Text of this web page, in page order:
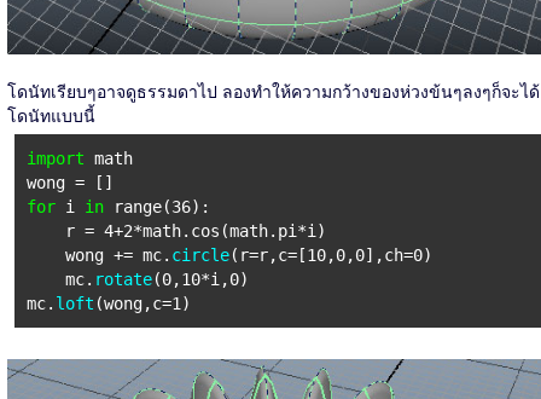
โดนัทเรียบๆอาจดูธรรมดาไป ลองทำให้ความกว้างของห่วงข้นๆลงๆก็จะได้
โดนัทแบบนี้
import math
wong = []
for i in range(36):
r = 4+2*math.cos(math.pi*i)
wong += mc. circle(r=r,c=[10,0,0],ch=0)
mc. rotate(0,10*i,0)
mc. loft (wong,c=1)